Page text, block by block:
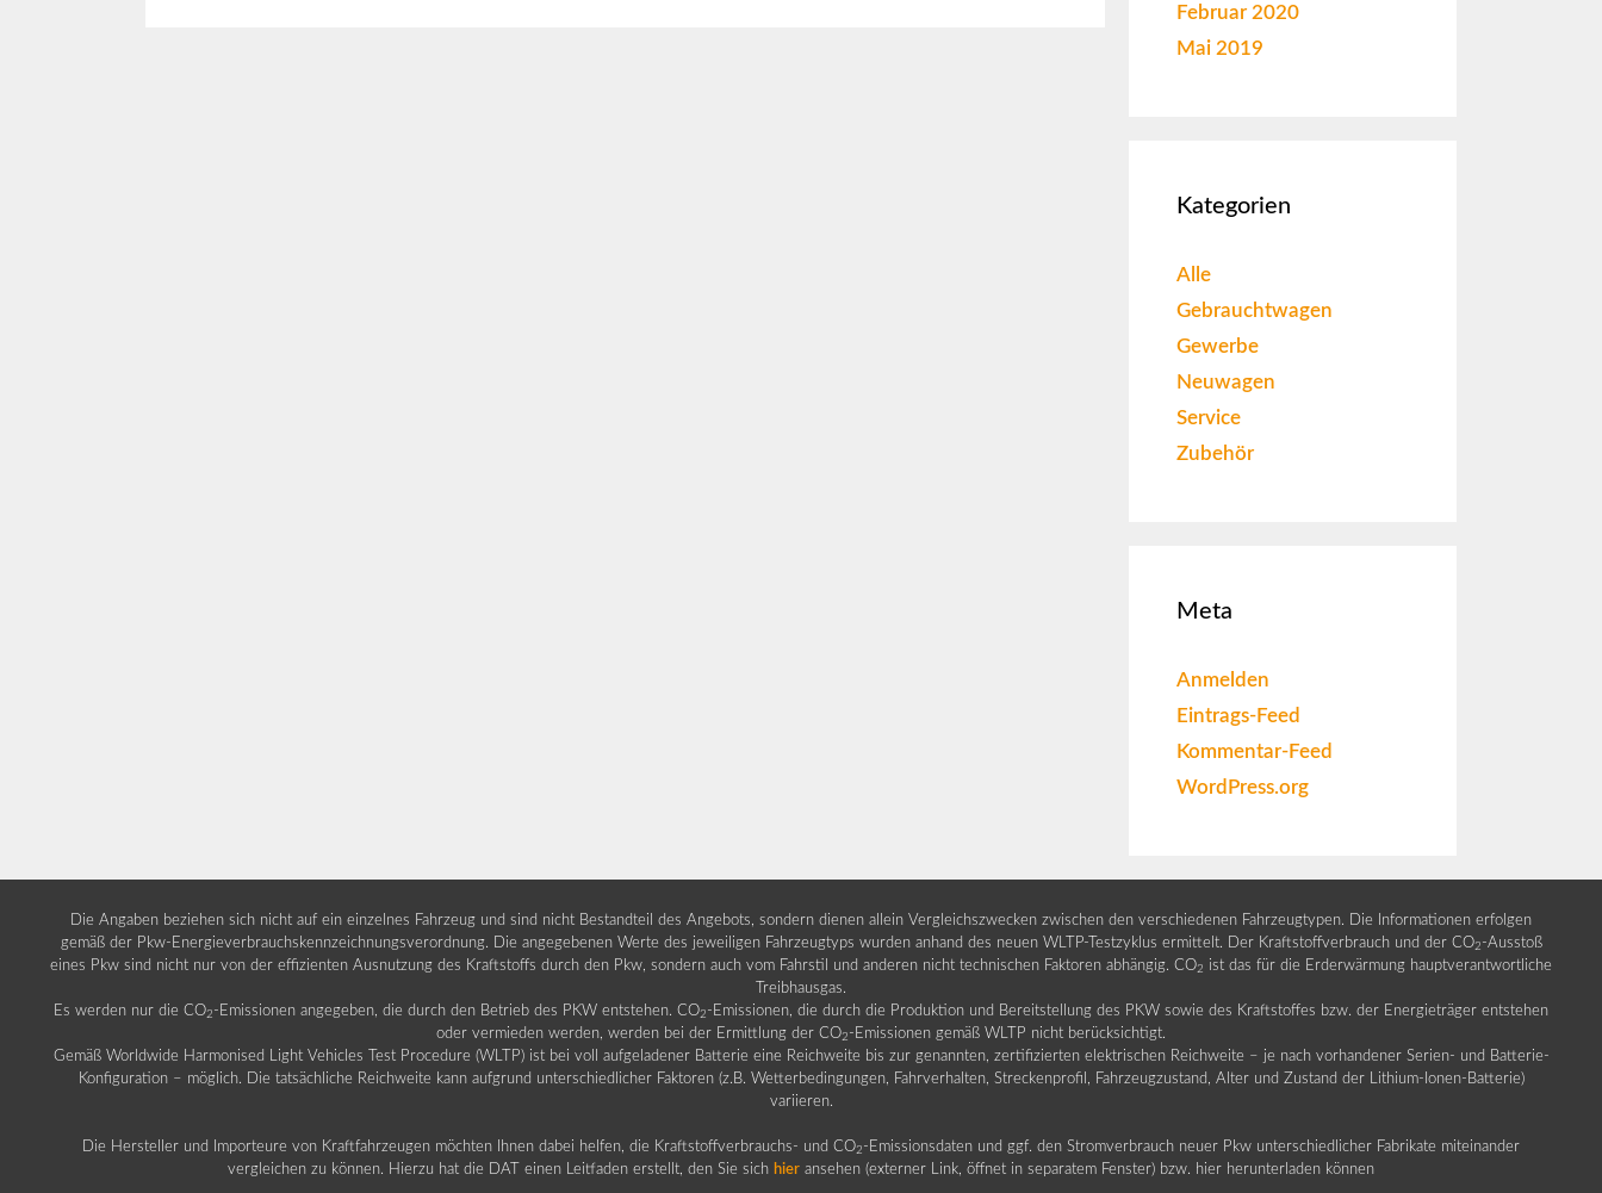
Februar 2020
Mai 2019
Kategorien
Alle
Gebrauchtwagen
Gewerbe
Neuwagen
Service
Zubehör
Meta
Anmelden
Eintrags-Feed
Kommentar-Feed
WordPress.org
Die Angaben beziehen sich nicht auf ein einzelnes Fahrzeug und sind nicht Bestandteil des Angebots, sondern dienen allein Vergleichszwecken zwischen den verschiedenen Fahrzeugtypen. Die Informationen erfolgen
gemäß der Pkw-Energieverbrauchskennzeichnungsverordnung. Die angegebenen Werte des jeweiligen Fahrzeugtyps wurden anhand des neuen WLTP-Testzyklus ermittelt. Der Kraftstoffverbrauch und der CO2 -Ausstoß
eines Pkw sind nicht nur von der effizienten Ausnutzung des Kraftstoffs durch den Pkw, sondern auch vom Fahrstil und anderen nicht technischen Faktoren abhängig. CO2 ist das für die Erderwärmung hauptverantwortliche
Treibhausgas.
Es werden nur die CO2 -Emissionen angegeben, die durch den Betrieb des PKW entstehen. CO2 -Emissionen, die durch die Produktion und Bereitstellung des PKW sowie des Kraftstoffes bzw. der Energieträger entstehen
oder vermieden werden, werden bei der Ermittlung der CO2 -Emissionen gemäß WLTP nicht berücksichtigt.
Gemäß Worldwide Harmonised Light Vehicles Test Procedure (WLTP) ist bei voll aufgeladener Batterie eine Reichweite bis zur genannten, zertifizierten elektrischen Reichweite – je nach vorhandener Serien- und Batterie-
Konfiguration – möglich. Die tatsächliche Reichweite kann aufgrund unterschiedlicher Faktoren (z.B. Wetterbedingungen, Fahrverhalten, Streckenprofil, Fahrzeugzustand, Alter und Zustand der Lithium-Ionen-Batterie)
variieren.
Die Hersteller und Importeure von Kraftfahrzeugen möchten Ihnen dabei helfen, die Kraftstoffverbrauchs- und CO2 -Emissionsdaten und ggf. den Stromverbrauch neuer Pkw unterschiedlicher Fabrikate miteinander
vergleichen zu können. Hierzu hat die DAT einen Leitfaden erstellt, den Sie sich hier ansehen (externer Link, öffnet in separatem Fenster) bzw. hier herunterladen können